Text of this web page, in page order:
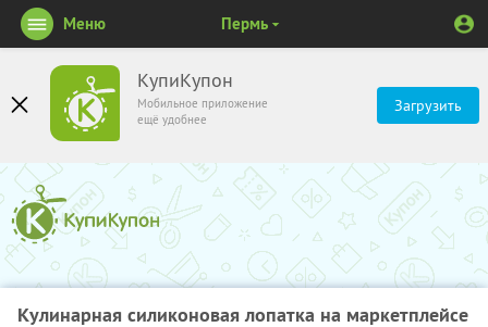
КупиКупон
Мобильное приложение
ещё удобнее
Загрузить
Меню Пермь
Кулинарная силиконовая лопатка на маркетплейсе